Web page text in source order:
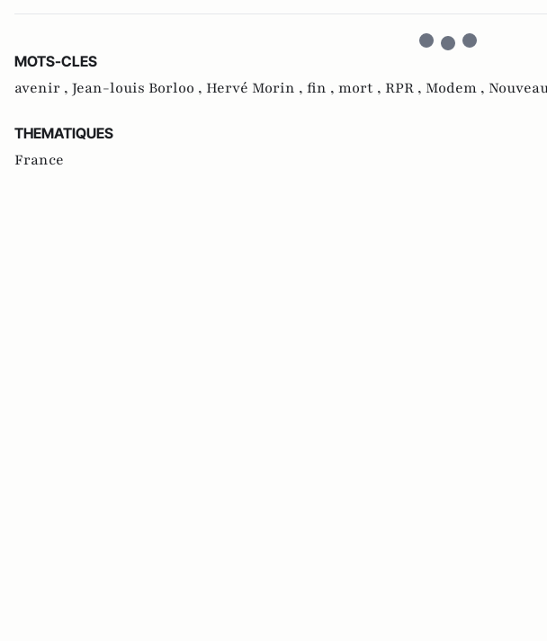
MOTS-CLES
avenir , Jean-louis Borloo , Hervé Morin , fin , mort , RPR , Modem ,
THEMATIQUES
France